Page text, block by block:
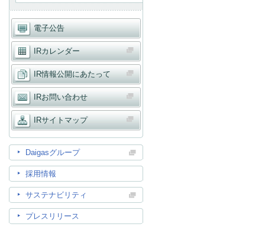
電子公告
IRカレンダー
IR情報公開にあたって
IRお問い合わせ
IRサイトマップ
Daigasグループ
採用情報
サステナビリティ
プレスリリース